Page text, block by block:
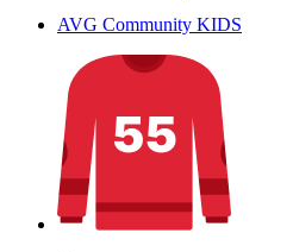
AVG Community KIDS